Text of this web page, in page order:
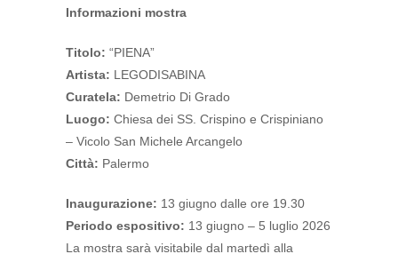
Informazioni mostra
Titolo: “PIENA”
Artista: LEGODISABINA
Curatela: Demetrio Di Grado
Luogo: Chiesa dei SS. Crispino e Crispiniano
– Vicolo San Michele Arcangelo
Città: Palermo
Inaugurazione: 13 giugno dalle ore 19.30
Periodo espositivo: 13 giugno – 5 luglio 2026
La mostra sarà visitabile dal martedì alla